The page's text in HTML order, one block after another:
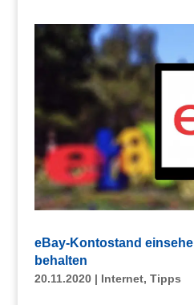
eBay-Kontostand
behalten
20.11.2020| Internet, Tipps